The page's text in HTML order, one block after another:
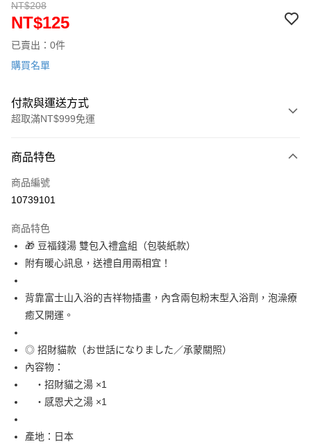
NT$208
NT$125
已賣出：0件
購買名單
付款與運送方式
超取滿NT$999免運
信用卡一次付款
信用卡分期付款
合作金庫商業銀行
華南商業銀行
彰化商業銀行
上海商業儲蓄銀行
臺灣中小企業銀行
台中商業銀行
匯豐（台灣）商業銀行
聯邦商業銀行
玉山商業銀行
星展（台灣）商業銀行
台新國際商業銀行
台灣樂天信用卡公司
超商取貨付款
LINE Pay
Apple Pay
街口支付
Google Pay
商品特色
商品編號
10739101
商品特色
🎁 豆福錢湯 雙包入禮盒組（包裝紙款）
附有暖心訊息，送禮自用兩相宜！
背靠富士山入浴的吉祥物插畫，內含兩包粉末型入浴劑，泡澡療
癒又開運。
◎ 招財貓款（お世話になりました／承蒙關照）
內容物：
・招財貓之湯 ×1
・感恩犬之湯 ×1
產地：日本